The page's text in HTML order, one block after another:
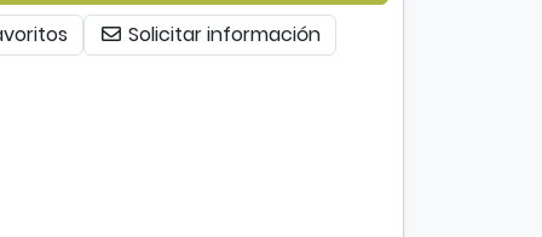
Solicitar información